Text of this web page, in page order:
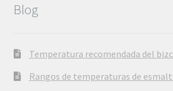
Blog
Temperatura recomendada del
Rangos de temperaturas de